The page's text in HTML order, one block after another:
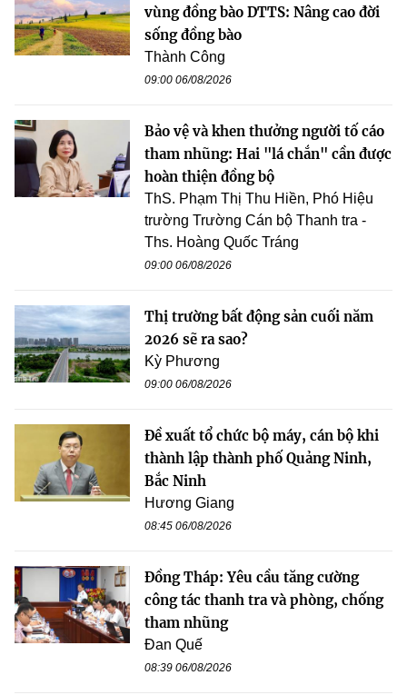
vùng đồng bào DTTS: Nâng cao đời
sống đồng bào
Thành Công
09:00 06/08/2026
Bảo vệ và khen thưởng người tố cáo
tham nhũng: Hai "lá chắn" cần được
hoàn thiện đồng bộ
ThS. Phạm Thị Thu Hiền, Phó Hiệu
trường Trường Cán bộ Thanh tra -
Ths. Hoàng Quốc Tráng
09:00 06/08/2026
Thị trường bất động sản cuối năm
2026 sẽ ra sao?
Kỳ Phương
09:00 06/08/2026
Đề xuất tổ chức bộ máy, cán bộ khi
thành lập thành phố Quảng Ninh,
Bắc Ninh
Hương Giang
08:45 06/08/2026
Đồng Tháp: Yêu cầu tăng cường
công tác thanh tra và phòng, chống
tham nhũng
Đan Quế
08:39 06/08/2026